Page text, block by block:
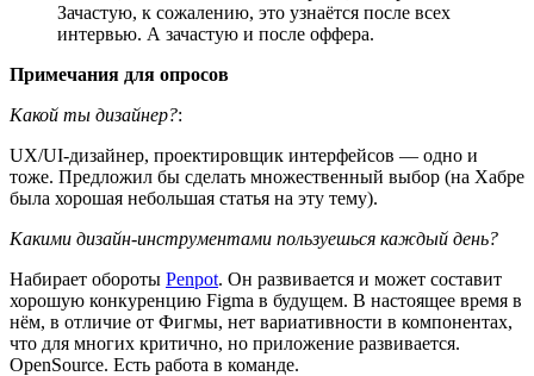
Зачастую, к сожалению, это узнаётся после всех
интервью. А зачастую и после оффера.
Примечания для опросов
Какой ты дизайнер?:
UX/UI-дизайнер, проектировщик интерфейсов — одно и
тоже. Предложил бы сделать множественный выбор (на Хабре
была хорошая небольшая статья на эту тему).
Какими дизайн-инструментами пользуешься каждый день?
Набирает обороты Penpot. Он развивается и может составит
хорошую конкуренцию Figma в будущем. В настоящее время в
нём, в отличие от Фигмы, нет вариативности в компонентах,
что для многих критично, но приложение развивается.
OpenSource. Есть работа в команде.